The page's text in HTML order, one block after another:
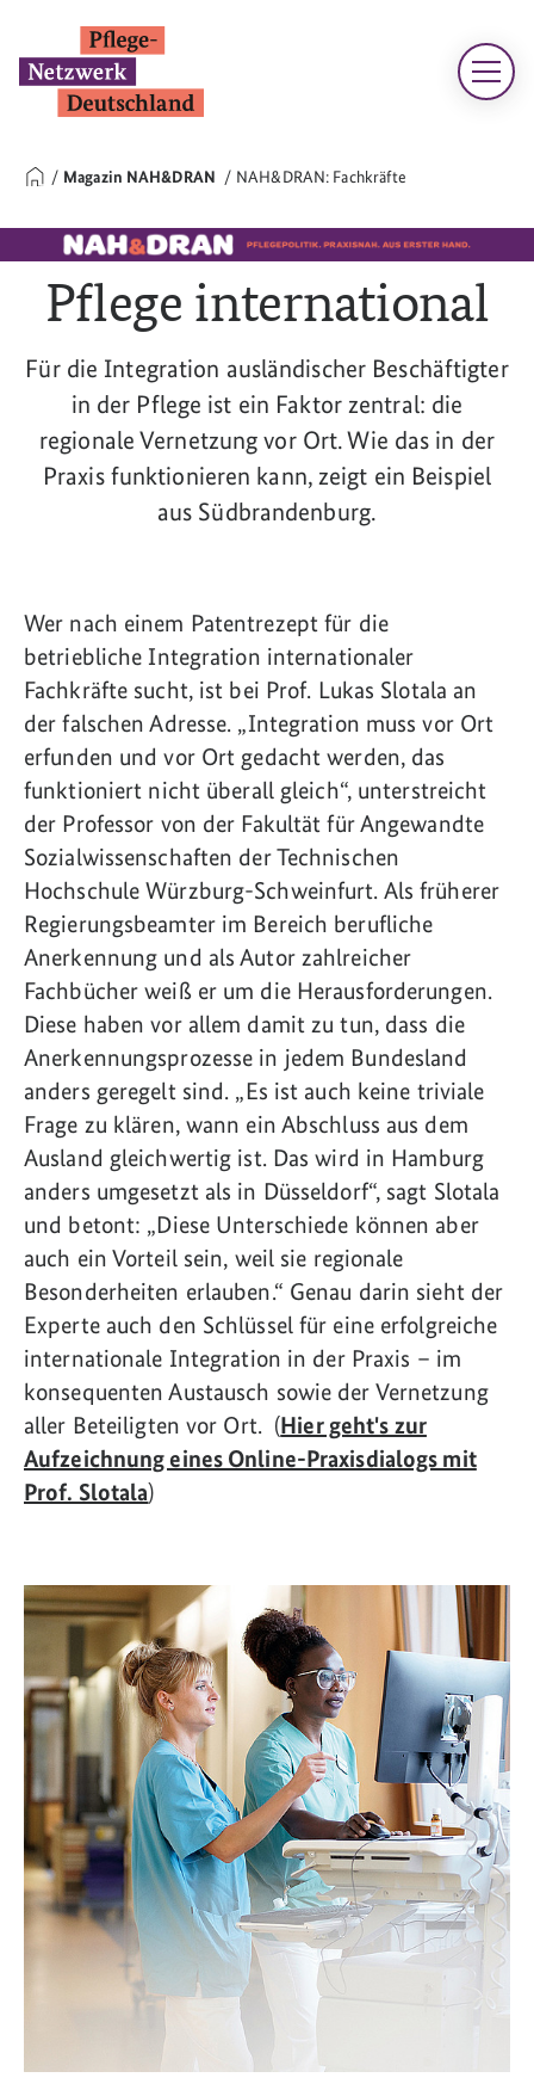
Magazin NAH&DRAN NAH&DRAN: Fachkräfte
Pflege international
Für die Integration ausländischer Beschäftigter
in der Pflege ist ein Faktor zentral: die
regionale Vernetzung vor Ort. Wie das in der
Praxis funktionieren kann, zeigt ein Beispiel
aus Südbrandenburg.
Wer nach einem Patentrezept für die
betriebliche Integration internationaler
Fachkräfte sucht, ist bei Prof. Lukas Slotala an
der falschen Adresse. „Integration muss vor Ort
erfunden und vor Ort gedacht werden, das
funktioniert nicht überall gleich“, unterstreicht
der Professor von der Fakultät für Angewandte
Sozialwissenschaften der Technischen
Hochschule Würzburg-Schweinfurt. Als früherer
Regierungsbeamter im Bereich berufliche
Anerkennung und als Autor zahlreicher
Fachbücher weiß er um die Herausforderungen.
Diese haben vor allem damit zu tun, dass die
Anerkennungsprozesse in jedem Bundesland
anders geregelt sind. „Es ist auch keine triviale
Frage zu klären, wann ein Abschluss aus dem
Ausland gleichwertig ist. Das wird in Hamburg
anders umgesetzt als in Düsseldorf“, sagt Slotala
und betont: „Diese Unterschiede können aber
auch ein Vorteil sein, weil sie regionale
Besonderheiten erlauben.“ Genau darin sieht der
Experte auch den Schlüssel für eine erfolgreiche
internationale Integration in der Praxis – im
konsequenten Austausch sowie der Vernetzung
aller Beteiligten vor Ort. (Hier geht's zur
Aufzeichnung eines Online-Praxisdialogs mit
Prof. Slotala)